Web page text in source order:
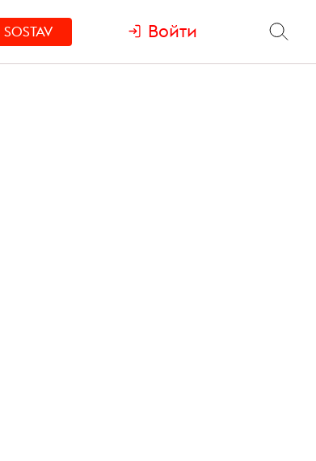
SOSTAV Войти